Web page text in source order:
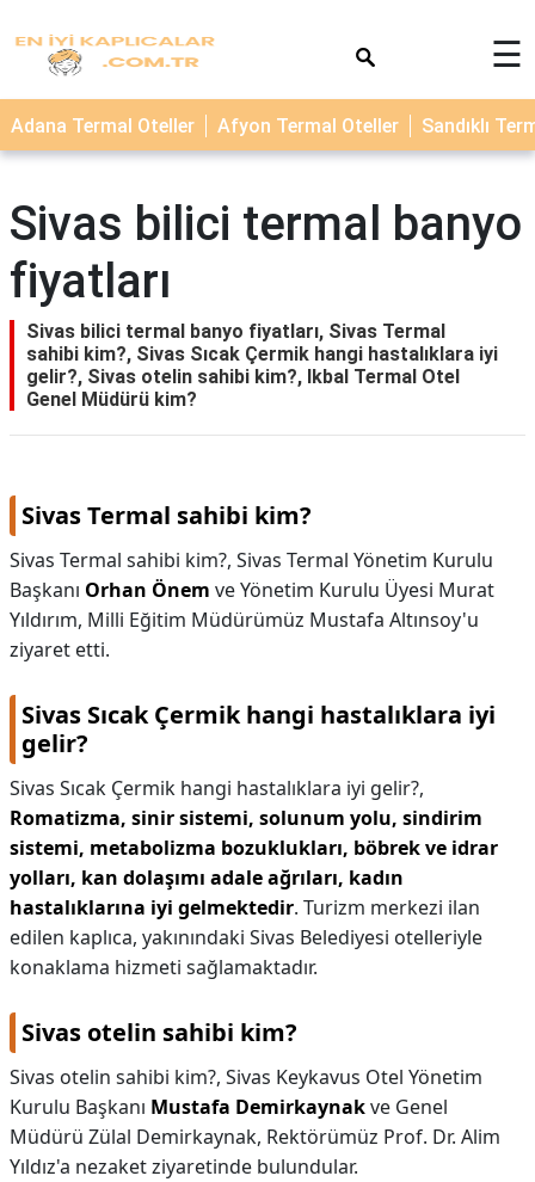
TERMAL
OTELLER
☰
Adana Termal Oteller Afyon Termal Oteller Sandıklı
Sivas bilici termal banyo
fiyatları
Sivas bilici termal banyo fiyatları, Sivas Termal
sahibi kim?, Sivas Sıcak Çermik hangi hastalıklara iyi
gelir?, Sivas otelin sahibi kim?, Ikbal Termal Otel
Genel Müdürü kim?
Sivas Termal sahibi kim?
Sivas Termal sahibi kim?, Sivas Termal Yönetim Kurulu
Başkanı Orhan Önem ve Yönetim Kurulu Üyesi Murat
Yıldırım, Milli Eğitim Müdürümüz Mustafa Altınsoy'u
ziyaret etti.
Sivas Sıcak Çermik hangi hastalıklara iyi
gelir?
Sivas Sıcak Çermik hangi hastalıklara iyi gelir?,
Romatizma, sinir sistemi, solunum yolu, sindirim
sistemi, metabolizma bozuklukları, böbrek ve idrar
yolları, kan dolaşımı adale ağrıları, kadın
hastalıklarına iyi gelmektedir. Turizm merkezi ilan
edilen kaplıca, yakınındaki Sivas Belediyesi otelleriyle
konaklama hizmeti sağlamaktadır.
Sivas otelin sahibi kim?
Sivas otelin sahibi kim?, Sivas Keykavus Otel Yönetim
Kurulu Başkanı Mustafa Demirkaynakve Genel
Müdürü Zülal Demirkaynak, Rektörümüz Prof. Dr. Alim
Yıldız'a nezaket ziyaretinde bulundular.